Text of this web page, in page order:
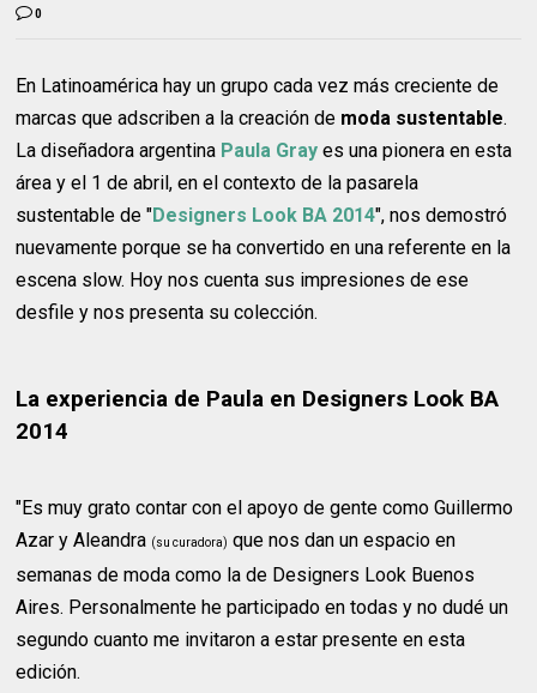
0
En Latinoamérica hay un grupo cada vez más creciente de
marcas que adscriben a la creación de moda sustentable.
La diseñadora argentina Paula Gray es una pionera en esta
área y el 1 de abril, en el contexto de la pasarela
sustentable de "Designers Look BA 2014", nos demostró
nuevamente porque se ha convertido en una referente en la
escena slow. Hoy nos cuenta sus impresiones de ese
desfile y nos presenta su colección.
La experiencia de Paula en Designers Look BA
2014
"Es muy grato contar con el apoyo de gente como Guillermo
Azar y Aleandra (su curadora) que nos dan un espacio en
semanas de moda como la de Designers Look Buenos
Aires. Personalmente he participado en todas y no dudé un
segundo cuanto me invitaron a estar presente en esta
edición.